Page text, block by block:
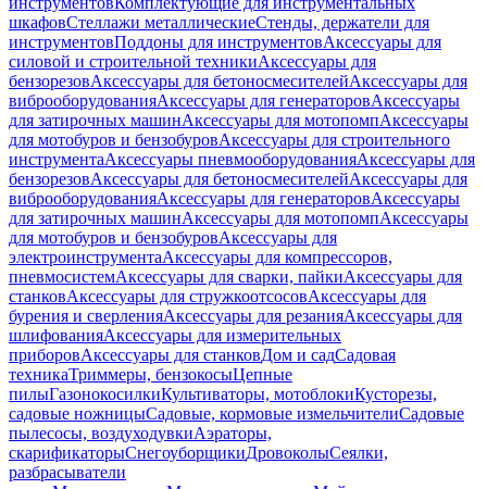
шкафовСтеллажи металлическиеСтенды, держатели для
инструментовПоддоны для инструментовАксессуары для
силовой и строительной техникиАксессуары для
бензорезовАксессуары для бетоносмесителейАксессуары для
виброоборудованияАксессуары для генераторовАксессуары
для затирочных машинАксессуары для мотопомпАксессуары
для мотобуров и бензобуровАксессуары для строительного
инструментаАксессуары пневмооборудованияАксессуары для
бензорезовАксессуары для бетоносмесителейАксессуары для
виброоборудованияАксессуары для генераторовАксессуары
для затирочных машинАксессуары для мотопомпАксессуары
для мотобуров и бензобуровАксессуары для
электроинструментаАксессуары для компрессоров,
пневмосистемАксессуары для сварки, пайкиАксессуары для
станковАксессуары для стружкоотсосовАксессуары для
бурения и сверленияАксессуары для резанияАксессуары для
шлифованияАксессуары для измерительных
приборовАксессуары для станковДом и садСадовая
техникаТриммеры, бензокосыЦепные
пилыГазонокосилкиКультиваторы, мотоблокиКусторезы,
садовые ножницыСадовые, кормовые измельчителиСадовые
пылесосы, воздуходувкиАэраторы,
скарификаторыСнегоуборщикиДровоколыСеялки,
разбрасыватели